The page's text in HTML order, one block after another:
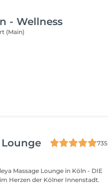
- Wellness
(Main)
Lounge
735
Massage Lounge in Köln - DIE
Herzen der Kölner Innenstadt.